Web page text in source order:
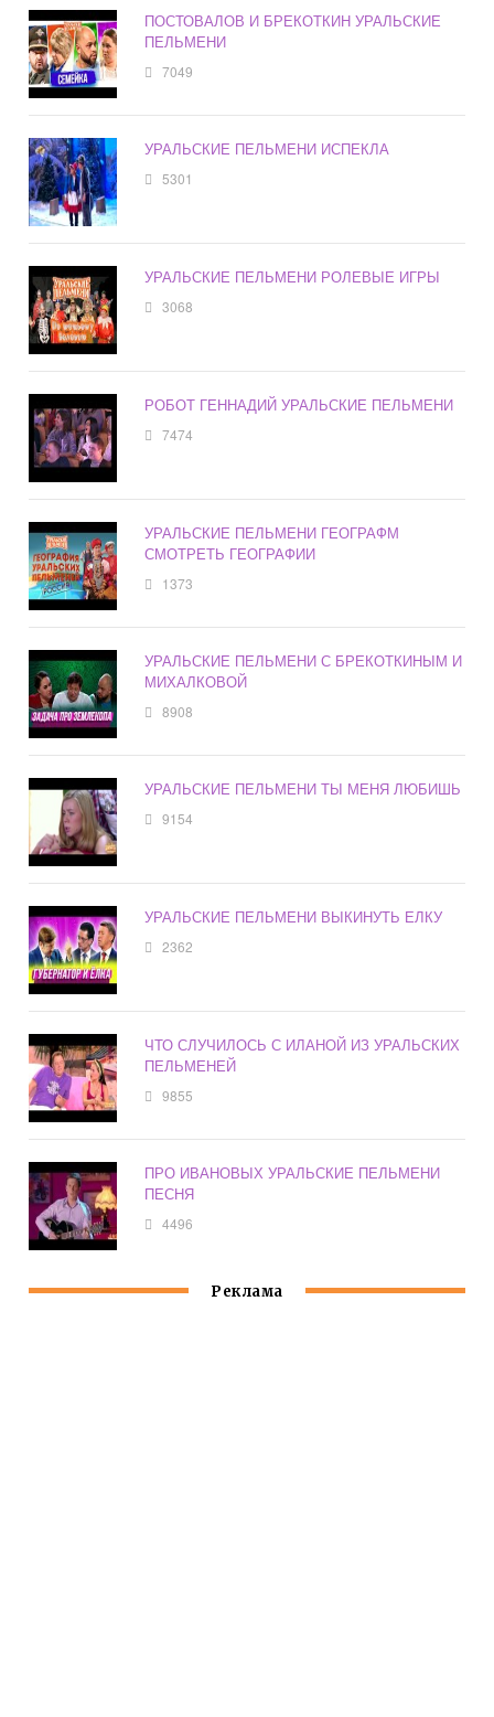
ПОСТОВАЛОВ И БРЕКОТКИН УРАЛЬСКИЕ
ПЕЛЬМЕНИ
7049
УРАЛЬСКИЕ ПЕЛЬМЕНИ ИСПЕКЛА
5301
УРАЛЬСКИЕ ПЕЛЬМЕНИ РОЛЕВЫЕ ИГРЫ
3068
РОБОТ ГЕННАДИЙ УРАЛЬСКИЕ ПЕЛЬМЕНИ
7474
УРАЛЬСКИЕ ПЕЛЬМЕНИ ГЕОГРАФМ
СМОТРЕТЬ ГЕОГРАФИИ
1373
УРАЛЬСКИЕ ПЕЛЬМЕНИ С БРЕКОТКИНЫМ И
МИХАЛКОВОЙ
8908
УРАЛЬСКИЕ ПЕЛЬМЕНИ ТЫ МЕНЯ ЛЮБИШЬ
9154
УРАЛЬСКИЕ ПЕЛЬМЕНИ ВЫКИНУТЬ ЕЛКУ
2362
ЧТО СЛУЧИЛОСЬ С ИЛАНОЙ ИЗ УРАЛЬСКИХ
ПЕЛЬМЕНЕЙ
9855
ПРО ИВАНОВЫХ УРАЛЬСКИЕ ПЕЛЬМЕНИ
ПЕСНЯ
4496
Реклама